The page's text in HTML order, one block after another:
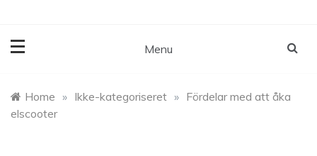
Menu
Home » Ikke-kategoriseret » Fördelar med att åka
elscooter